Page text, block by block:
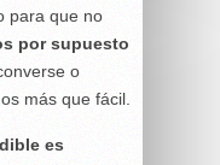
para que no
por supuesto
o
más que fácil.
es